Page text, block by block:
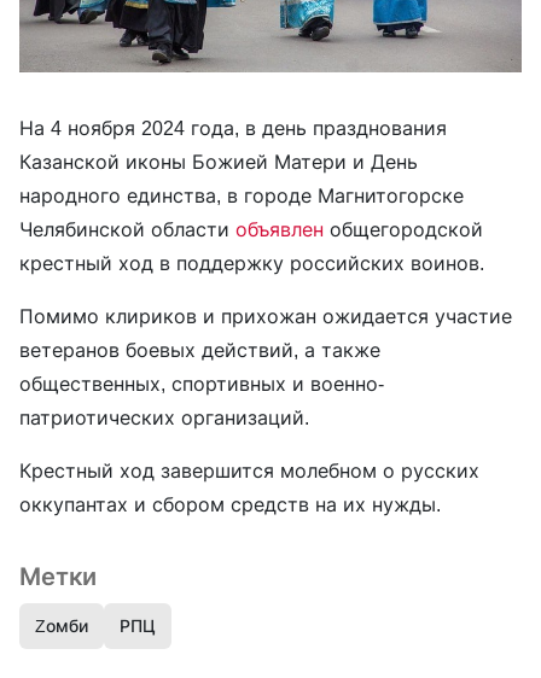
На 4 ноября 2024 года, в день празднования
Казанской иконы Божией Матери и День
народного единства, в городе Магнитогорске
Челябинской области объявлен общегородской
крестный ход в поддержку российских воинов.
Помимо клириков и прихожан ожидается участие
ветеранов боевых действий, а также
общественных, спортивных и военно-
патриотических организаций.
Крестный ход завершится молебном о русских
оккупантах и сбором средств на их нужды.
Метки
Zомби РПЦ